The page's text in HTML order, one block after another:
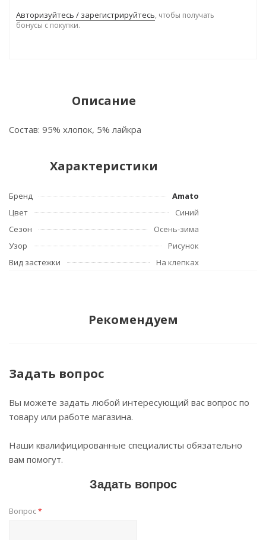
Авторизуйтесь / зарегистрируйтесь, чтобы получать
бонусы с покупки.
Описание
Состав: 95% хлопок, 5% лайкра
Характеристики
Бренд
Amato
Цвет
Синий
Сезон
Осень-зима
Узор
Рисунок
Вид застежки
На клепках
Рекомендуем
Задать вопрос
Вы можете задать любой интересующий вас вопрос по
товару или работе магазина.
Наши квалифицированные специалисты обязательно
вам помогут.
Задать вопрос
Вопрос*